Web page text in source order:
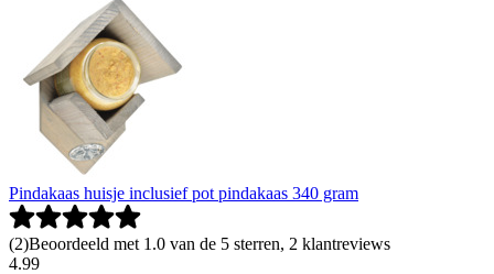
Pindakaas huisje inclusief pot pindakaas 340 gram
(2)Beoordeeld met 1.0 van de 5 sterren, 2 klantreviews
4.99